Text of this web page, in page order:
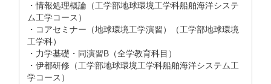
・情報処理概論（工学部地球環境工学科船舶海洋システ
ム工学コース）
・コアセミナー（地球環境工学演習）（工学部地球環境
工学科）
・力学基礎・同演習B（全学教育科目）
・伊都研修（工学部地球環境工学科船舶海洋システム工
学コース）